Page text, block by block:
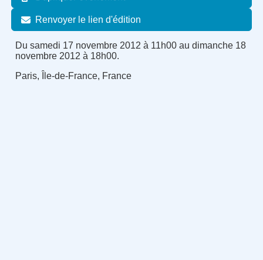
Renvoyer le lien d'édition
Du samedi 17 novembre 2012 à 11h00 au dimanche 18
novembre 2012 à 18h00.
Paris, Île-de-France, France